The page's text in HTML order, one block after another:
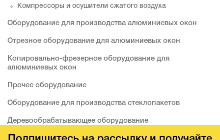
Компрессоры и осушители сжатого воздуха
Оборудование для производства алюминиевых окон
Отрезное оборудование для алюминиевых окон
Копировально-фрезерное оборудование для
алюминиевых окон
Прочее оборудование
Оборудование для производства стеклопакетов
Деревообрабатывающее оборудование